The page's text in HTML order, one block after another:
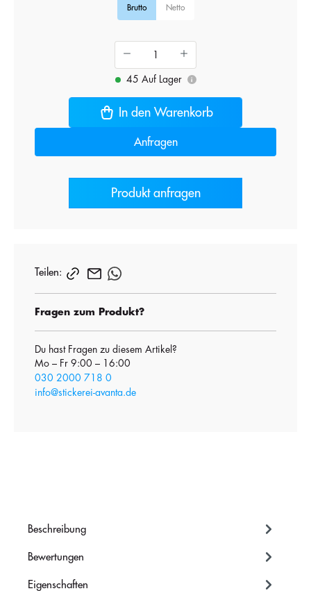
Brutto Netto
45 Auf Lager i
In den Warenkorb
Anfragen
Produkt anfragen
Teilen:
Fragen zum Produkt?
Du hast Fragen zu diesem Artikel?
Mo – Fr 9:00 – 16:00
030 2000 718 0
info@stickerei-avanta.de
Beschreibung
Bewertungen
Eigenschaften